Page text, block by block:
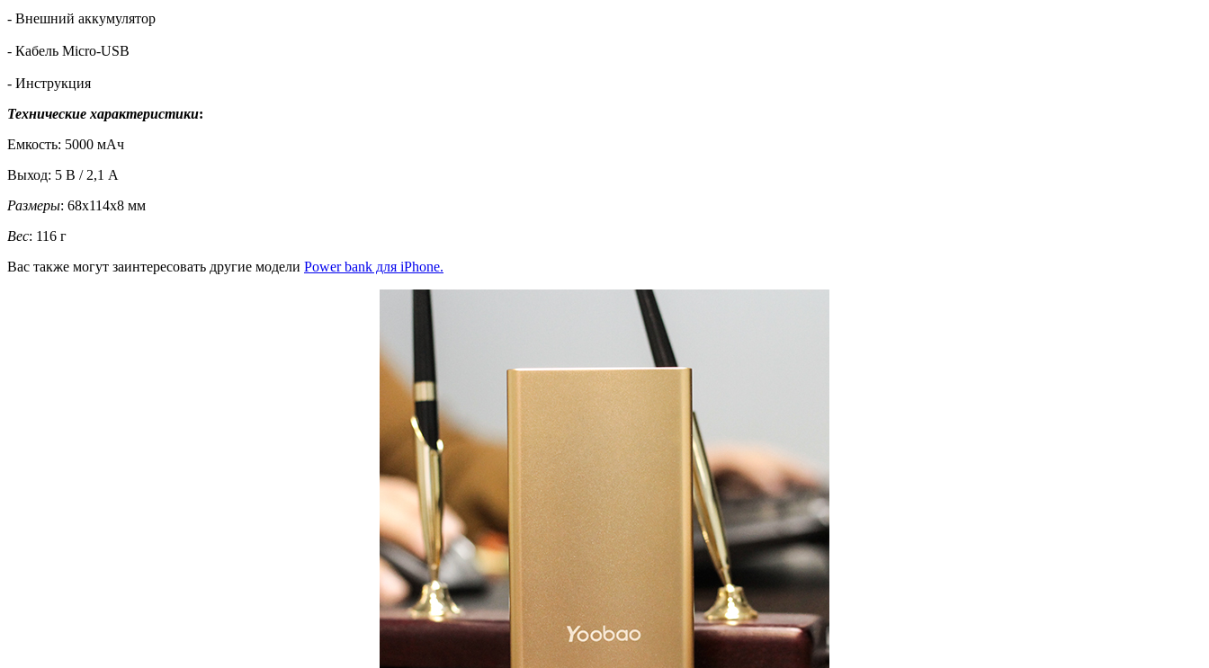
- Внешний аккумулятор
- Кабель Micro-USB
- Инструкция
Технические характеристики:
Емкость: 5000 мАч
Выход: 5 В / 2,1 А
Размеры: 68х114х8 мм
Вес: 116 г
Вас также могут заинтересовать другие модели Power bank для iPhone.